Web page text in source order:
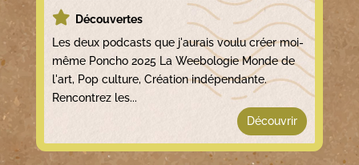
Découvertes
Les deux podcasts que j'aurais voulu créer moi-
même Poncho 2025 La Weebologie Monde de
l'art, Pop culture, Création indépendante.
Rencontrez les...
Découvrir